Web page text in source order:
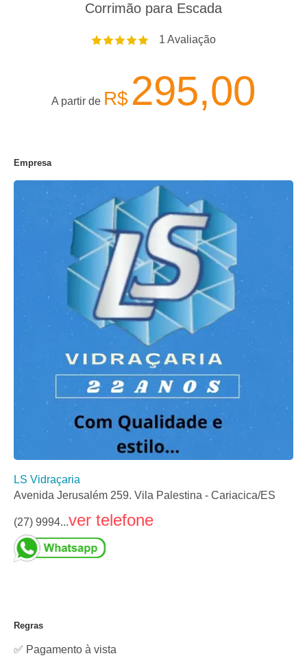
Corrimão para Escada
1 Avaliação
A partir de R$ 295,00
Empresa
LS Vidraçaria
Avenida Jerusalém 259. Vila Palestina - Cariacica/ES
(27) 9994...ver telefone
Regras
✅ Pagamento à vista